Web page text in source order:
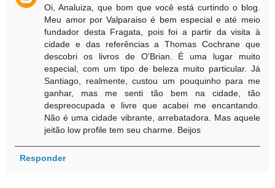
Oi, Analuiza, que bom que você está curtindo o blog.
Meu amor por Valparaiso é bem especial e até meio
fundador desta Fragata, pois foi a partir da visita à
cidade e das referências a Thomas Cochrane que
descobri os livros de O'Brian. É uma lugar muito
especial, com um tipo de beleza muito particular. Já
Santiago, realmente, custou um pouquinho para me
ganhar, mas me senti tão bem na cidade, tão
despreocupada e livre que acabei me encantando.
Não é uma cidade vibrante, arrebatadora. Mas aquele
jeitão low profile tem seu charme. Beijos
Responder